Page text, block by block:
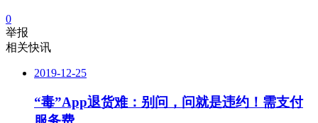
0
举报
相关快讯
2019-12-25
“毒”App退货难：别问，问就是违约！需支付